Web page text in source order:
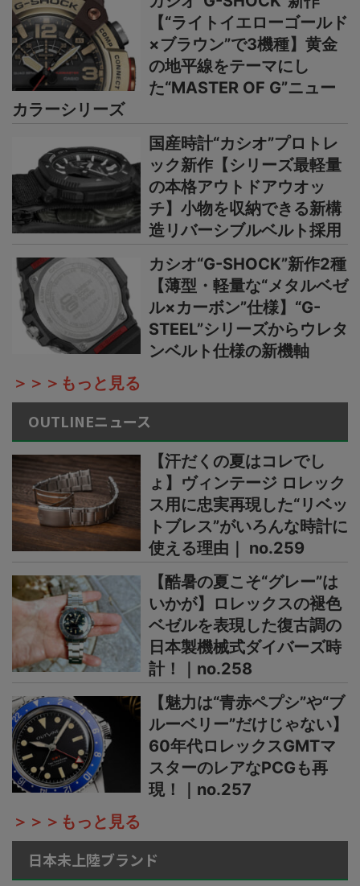
【“ライトイエローゴールド
×ブラウン”で3機種】黄金
の地平線をテーマにし
た“MASTER OF G”ニュー
カラーシリーズ
国産時計“カシオ”プロトレ
ック新作【シリーズ最軽量
の本格アウトドアウオッ
チ】小物を収納できる新構
造リバーシブルベルト採用
カシオ“G-SHOCK”新作2種
【薄型・軽量な“メタルベゼ
ル×カーボン”仕様】“G-
STEEL”シリーズからウレタ
ンベルト仕様の新機軸
＞＞＞もっと見る
OUTLINEニュース
【汗だくの夏はコレでし
ょ】ヴィンテージ ロレック
ス用に忠実再現した“リベッ
トブレス”がいろんな時計に
使える理由｜ no.259
【酷暑の夏こそ“グレー”は
いかが】ロレックスの褪色
ベゼルを表現した復古調の
日本製機械式ダイバーズ時
計！｜no.258
【魅力は“青赤ペプシ”や“ブ
ルーベリー”だけじゃない】
60年代ロレックスGMTマ
スターのレアなPCGも再
現！｜no.257
＞＞＞もっと見る
日本未上陸ブランド